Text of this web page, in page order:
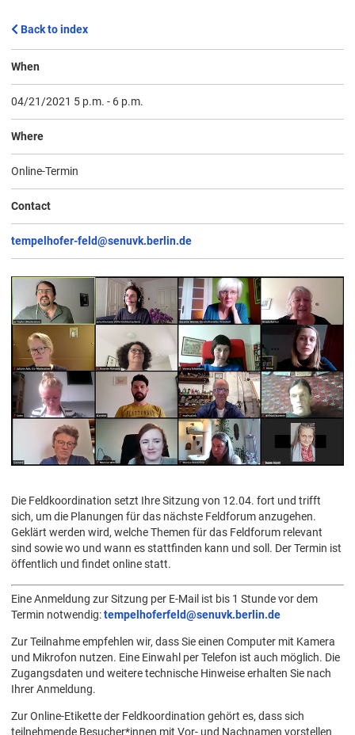
Back to index
When
04/21/2021 5 p.m. - 6 p.m.
Where
Online-Termin
Contact
tempelhofer-feld@senuvk.berlin.de
Die Feldkoordination setzt Ihre Sitzung von 12.04. fort und trifft
sich, um die Planungen für das nächste Feldforum anzugehen.
Geklärt werden wird, welche Themen für das Feldforum relevant
sind sowie wo und wann es stattfinden kann und soll. Der Termin ist
öffentlich und findet online statt.
Eine Anmeldung zur Sitzung per E-Mail ist bis 1 Stunde vor dem
Termin notwendig:tempelhoferfeld@senuvk.berlin.de
Zur Teilnahme empfehlen wir, dass Sie einen Computer mit Kamera
und Mikrofon nutzen. Eine Einwahl per Telefon ist auch möglich. Die
Zugangsdaten und weitere technische Hinweise erhalten Sie nach
Ihrer Anmeldung.
Zur Online-Etikette der Feldkoordination gehört es, dass sich